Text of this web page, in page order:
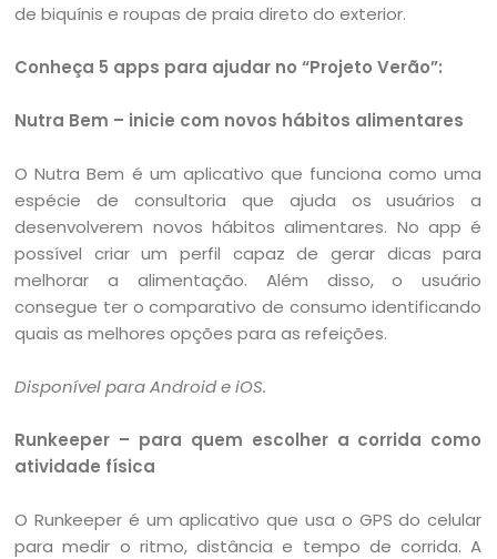
de biquínis e roupas de praia direto do exterior.
Conheça 5 apps para ajudar no “Projeto Verão”:
Nutra Bem – inicie com novos hábitos alimentares
O Nutra Bem é um aplicativo que funciona como uma
espécie de consultoria que ajuda os usuários a
desenvolverem novos hábitos alimentares. No app é
possível criar um perfil capaz de gerar dicas para
melhorar a alimentação. Além disso, o usuário
consegue ter o comparativo de consumo identificando
quais as melhores opções para as refeições.
Disponível para Android e iOS.
Runkeeper – para quem escolher a corrida como
atividade física
O Runkeeper é um aplicativo que usa o GPS do celular
para medir o ritmo, distância e tempo de corrida. A